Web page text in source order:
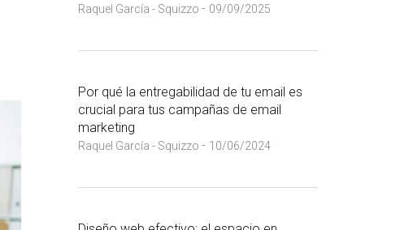
Raquel García - Squizzo - 09/09/2025
Por qué la entregabilidad de tu email es
crucial para tus campañas de email
marketing
Raquel García - Squizzo - 10/06/2024